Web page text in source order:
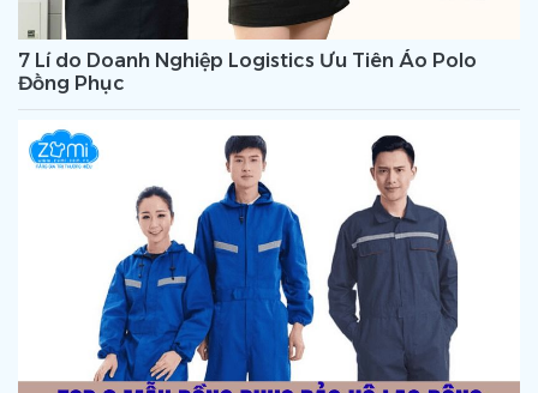
7 Lí do Doanh Nghiệp Logistics Ưu Tiên Áo Polo
Đồng Phục